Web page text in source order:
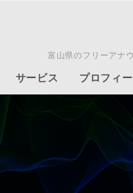
富山県のフリーアナ
サービス プロフィ